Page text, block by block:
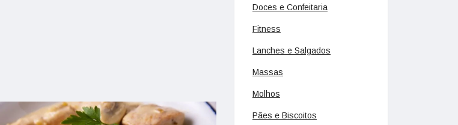
Doces e Confeitaria
Fitness
Lanches e Salgados
Massas
Molhos
Pães e Biscoitos